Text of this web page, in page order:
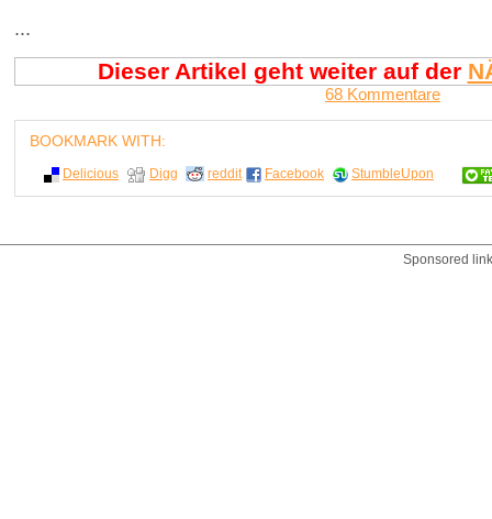
...
Dieser Artikel geht weiter auf der
68 Kommentare
BOOKMARK WITH:
Delicious Digg reddit Facebook StumbleUpon
Sponsored